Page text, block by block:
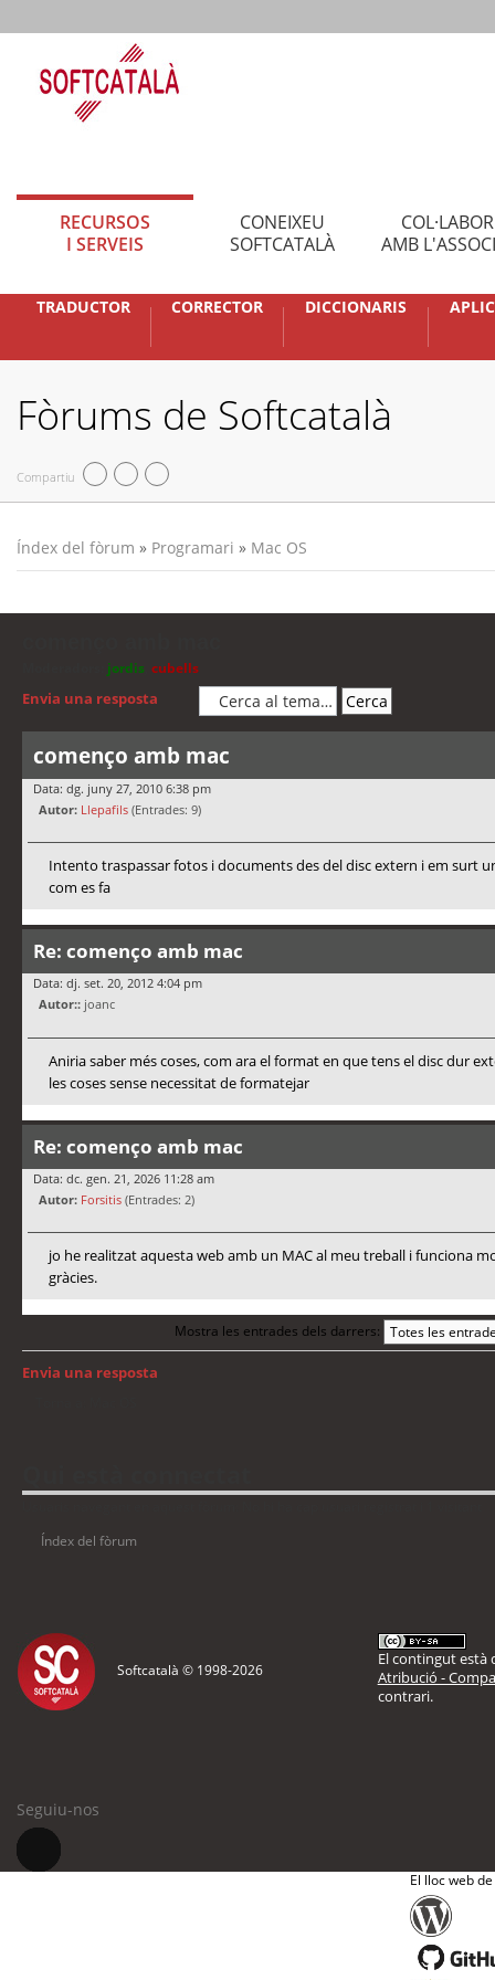
RECURSOS
I SERVEIS
CONEIXEU
SOFTCATALÀ
AMB
TRADUCTOR CORRECTOR DICCIONARIS
Fòrums de Softcatalà
Compartiu
Índex del fòrum » Programari » Mac OS
jordis cubells
Envia una resposta
començo amb mac
Data: dg. juny 27, 2010 6:38 pm
Autor: Llepafils (Entrades: 9)
Intento traspassar fotos i documents des del disc extern i em surt
com es fa
Re: començo amb mac
Data: dj. set. 20, 2012 4:04 pm
Autor:: joanc
Aniria saber més coses, com ara el format en que tens el disc dur
les coses sense necessitat de formatejar
Re: començo amb mac
Data: dc. gen. 21, 2026 11:28 am
Autor: Forsitis (Entrades: 2)
jo he realitzat aquesta web amb un MAC al meu treball i funciona
gràcies.
Mostra les entrades dels darrers:
Envia una resposta
Índex del fòrum
Softcatalà © 1998-2026
El contingut està
Atribució -
contrari.
Seguiu-nos
El lloc web